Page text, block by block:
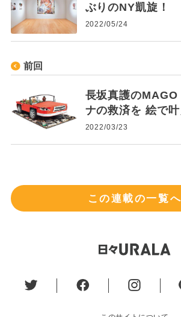
ぶりのNY凱旋！
2022/05/24
前回
長坂真護のMAGO
ナの救済を 絵で
2022/03/23
この連載の一覧へ